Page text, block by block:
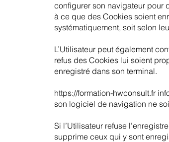
configurer son navigateur pour
à ce que des Cookies soient
systématiquement, soit selon
L’Utilisateur peut également
refus des Cookies lui soient
enregistré dans son terminal.
https://formation-hwconsult.fr
son logiciel de navigation ne
Si l’Utilisateur refuse
supprime ceux qui y sont